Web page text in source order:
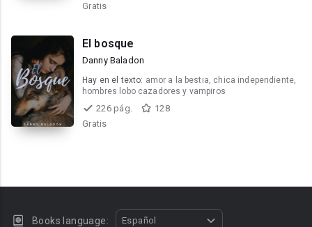
Gratis
El bosque
Danny Baladon
Hay en el texto: amor a la bestia, chica independiente,
hombres lobo cazadores y vampiros
226 pág.
128
Gratis
Books language: Español